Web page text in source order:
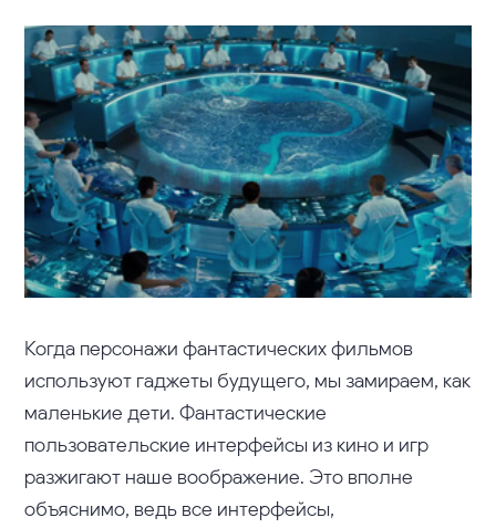
Когда персонажи фантастических фильмов
используют гаджеты будущего, мы замираем, как
маленькие дети. Фантастические
пользовательские интерфейсы из кино и игр
разжигают наше воображение. Это вполне
объяснимо, ведь все интерфейсы,